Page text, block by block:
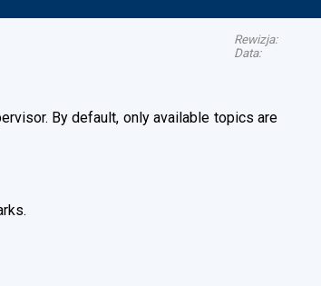
Rewizja:
Data:
By default, only available topics are